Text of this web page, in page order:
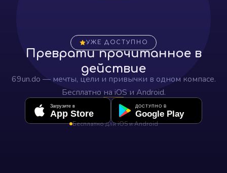
УЖЕ ДОСТУПНО
Преврати прочитанное в
действие
69un.do — мечты, цели и привычки в одном компасе.
Бесплатно на iOS и Android.
Загрузите в
App Store
ДОСТУПНО В
Google Play
Бесплатно для iOS и Android